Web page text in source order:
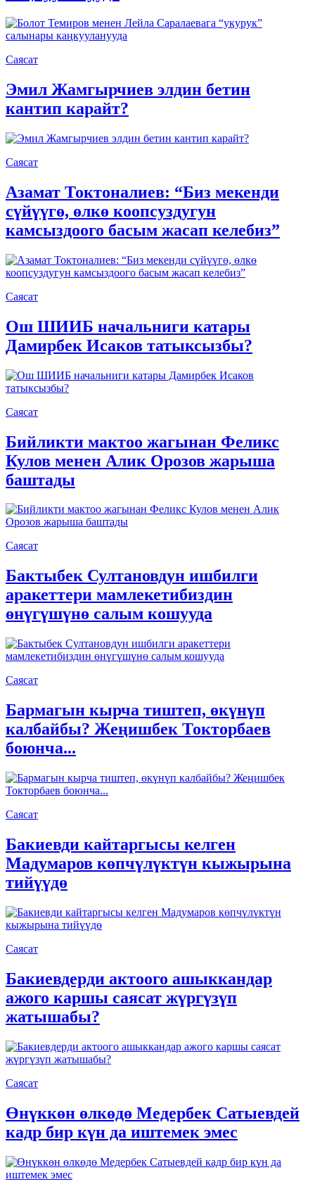
Саясат
Эмил Жамгырчиев элдин бетин
кантип карайт?
Саясат
Азамат Токтоналиев: “Биз мекенди
сүйүүгө, өлкө коопсуздугун
камсыздоого басым жасап келебиз”
Саясат
Ош ШИИБ начальниги катары
Дамирбек Исаков татыксызбы?
Саясат
Бийликти мактоо жагынан Феликс
Кулов менен Алик Орозов жарыша
баштады
Саясат
Бактыбек Султановдун ишбилги
аракеттери мамлекетибиздин
өнүгүшүнө салым кошууда
Саясат
Бармагын кырча тиштеп, өкүнүп
калбайбы? Жеңишбек Токторбаев
боюнча...
Саясат
Бакиевди кайтаргысы келген
Мадумаров көпчүлүктүн кыжырына
тийүүдө
Саясат
Бакиевдерди актоого ашыккандар
ажого каршы саясат жүргүзүп
жатышабы?
Саясат
Өнүккөн өлкөдө Медербек Сатыевдей
кадр бир күн да иштемек эмес